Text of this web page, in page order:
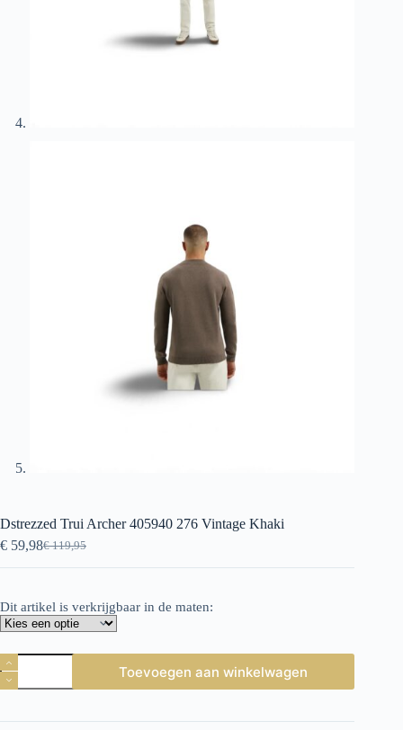
Dstrezzed Trui Archer 405940 276 Vintage Khaki
€119,95
Oorspronkelijke
prijs
€ 119,95.
€ 59,98Huidige
prijs
€ 59,98.
Dit artikel is verkrijgbaar in de maten:
Dstrezzed
Trui
Archer
276
Toevoegen aan winkelwagen